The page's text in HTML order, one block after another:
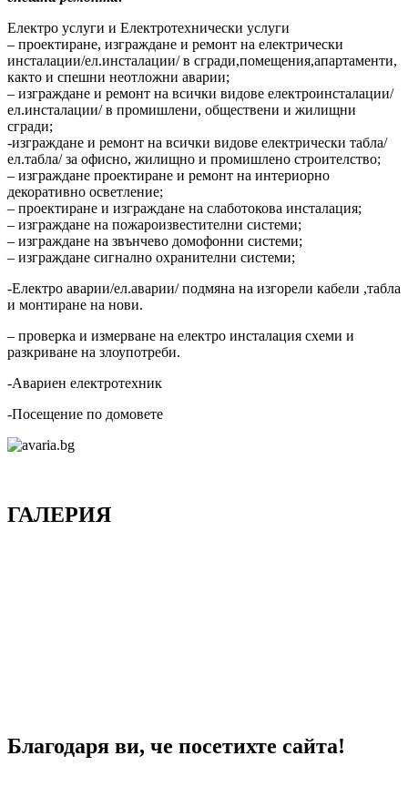
Електро услуги и Електротехнически услуги
– проектиране, изграждане и ремонт на електрически
инсталации/ел.инсталации/ в сгради,помещения,апартаменти,
както и спешни неотложни аварии;
– изграждане и ремонт на всички видове електроинсталации/
ел.инсталации/ в промишлени, обществени и жилищни
сгради;
-изграждане и ремонт на всички видове електрически табла/
ел.табла/ за офисно, жилищно и промишлено строителство;
– изграждане проектиране и ремонт на интериорно
декоративно осветление;
– проектиране и изграждане на слаботокова инсталация;
– изграждане на пожароизвестителни системи;
– изграждане на звънчево домофонни системи;
– изграждане сигнално охранителни системи;
-Електро аварии/ел.аварии/ подмяна на изгорели кабели ,табла
и монтиране на нови.
– проверка и измерване на електро инсталация схеми и
разкриване на злоупотреби.
-Авариен електротехник
-Посещение по домовете
ГАЛЕРИЯ
Благодаря ви, че посетихте сайта!